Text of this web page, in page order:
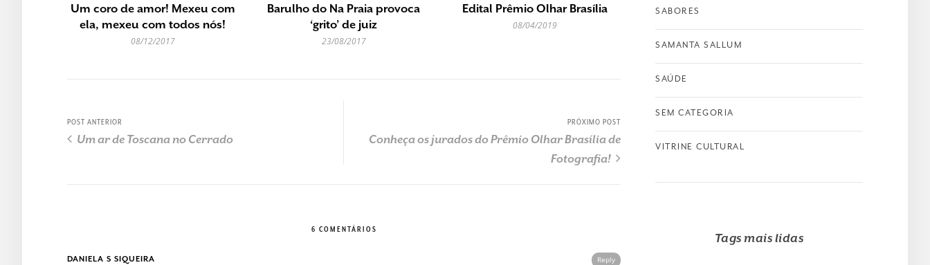
Um coro de amor! Mexeu com
ela, mexeu com todos nós!
08/12/2017
Barulho do Na Praia provoca
‘grito’ de juiz
23/08/2017
Edital Prêmio Olhar Brasília
08/04/2019
POST ANTERIOR
Um ar de Toscana no Cerrado
PRÓXIMO POST
Conheça os jurados do Prêmio Olhar Brasília de
Fotografia!
6 COMENTÁRIOS
Reply
DANIELA S SIQUEIRA
SABORES
SAMANTA SALLUM
SAÚDE
SEM CATEGORIA
VITRINE CULTURAL
Tags mais lidas